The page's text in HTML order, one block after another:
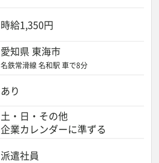
時給1,350円
愛知県 東海市
名鉄常滑線 名和駅 車で8分
あり
土・日・その他
企業カレンダーに準ずる
派遣社員